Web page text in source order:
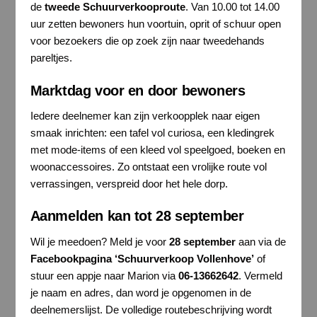
de tweede Schuurverkooproute. Van 10.00 tot 14.00
uur zetten bewoners hun voortuin, oprit of schuur open
voor bezoekers die op zoek zijn naar tweedehands
pareltjes.
Marktdag voor en door bewoners
Iedere deelnemer kan zijn verkoopplek naar eigen
smaak inrichten: een tafel vol curiosa, een kledingrek
met mode-items of een kleed vol speelgoed, boeken en
woonaccessoires. Zo ontstaat een vrolijke route vol
verrassingen, verspreid door het hele dorp.
Aanmelden kan tot 28 september
Wil je meedoen? Meld je voor 28 septemberaan via de
Facebookpagina ‘Schuurverkoop Vollenhove’of
stuur een appje naar Marion via 06-13662642. Vermeld
je naam en adres, dan word je opgenomen in de
deelnemerslijst. De volledige routebeschrijving wordt